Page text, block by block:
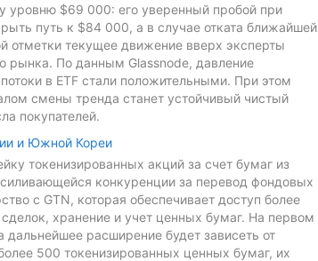
уровню $69 000: его уверенный пробой при
путь к $84 000, а в случае отката ближайшей
отметки текущее движение вверх эксперты
рынка. По данным Glassnode, давление
в ETF стали положительными. При этом
смены тренда станет устойчивый чистый
покупателей.
и Южной Кореи
токенизированных акций за счет бумаг из
конкуренции за перевод фондовых
с GTN, которая обеспечивает доступ более
хранение и учет ценных бумаг. На первом
дальнейшее расширение будет зависеть от
500 токенизированных ценных бумаг, их